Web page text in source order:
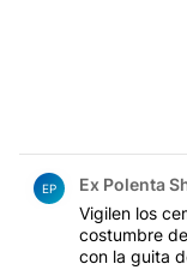
EP Ex Polenta
Vigilen los
costumbre
con la guita